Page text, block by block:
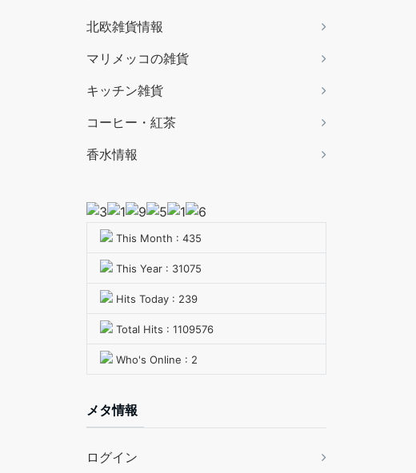
北欧雑貨情報
マリメッコの雑貨
キッチン雑貨
コーヒー・紅茶
香水情報
This Month : 435
This Year : 31075
Hits Today : 239
Total Hits : 1109576
Who's Online : 2
メタ情報
ログイン